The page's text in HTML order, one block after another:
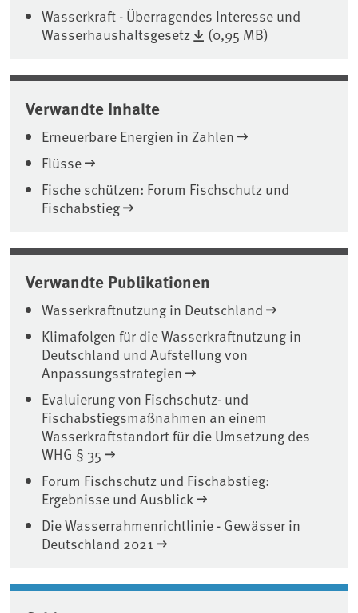
Wasserkraft - Überragendes Interesse und
Wasserhaushaltsgesetz
(0,95 MB)
Verwandte Inhalte
Erneuerbare Energien in Zahlen
Flüsse
Fische schützen: Forum Fischschutz und
Fischabstieg
Verwandte Publikationen
Wasserkraftnutzung in Deutschland
Klimafolgen für die Wasserkraftnutzung in
Deutschland und Aufstellung von
Anpassungsstrategien
Evaluierung von Fischschutz- und
Fischabstiegsmaßnahmen an einem
Wasserkraftstandort für die Umsetzung des
WHG § 35
Forum Fischschutz und Fischabstieg:
Ergebnisse und Ausblick
Die Wasserrahmenrichtlinie - Gewässer in
Deutschland 2021